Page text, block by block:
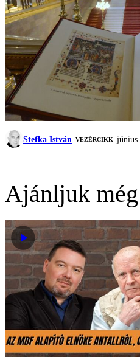
Stefka István VEZÉRCIKK június
Ajánljuk még